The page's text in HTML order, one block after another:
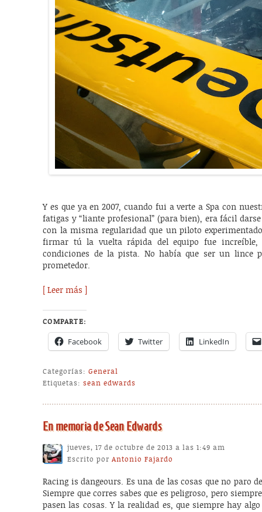
Y es que ya en 2007, cuando fui a verte a Spa con
fatigas y “liante profesional” (para bien), era fácil
con la misma regularidad que un piloto
firmar tú la vuelta rápida del equipo fue
condiciones de la pista. No había que ser un lince
prometedor.
[ Leer más ]
COMPARTE:
Facebook Twitter LinkedIn
Categorías: General
Etiquetas: sean edwards
En memoria de Sean Edwards
jueves, 17 de octubre de 2013 a las 1:49 am
Escrito porAntonio Fajardo
Racing is dangeours. Es una de las cosas que no paro
Siempre que corres sabes que es peligroso, pero
pasen las cosas. Y la realidad es, que siempre hay